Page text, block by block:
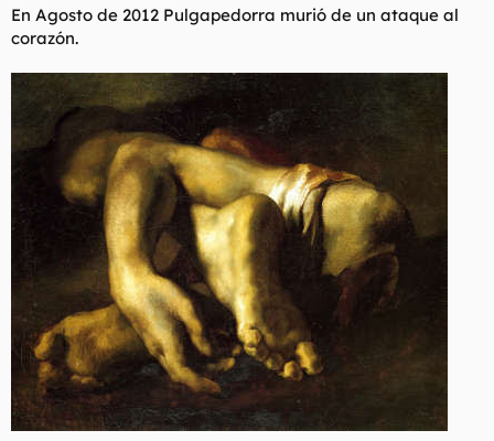
r
e
l
a
n
i
En Agosto de 2012 Pulgapedorra murió de un ataque al
corazón.